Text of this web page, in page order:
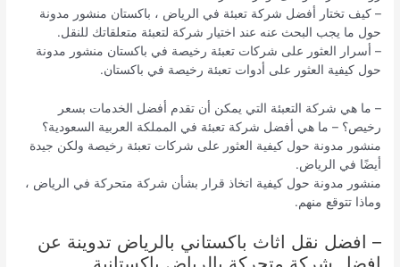
– كيف تختار أفضل شركة تعبئة في الرياض ، باكستان منشور مدونة
حول ما يجب البحث عنه عند اختيار شركة لتعبئة متعلقاتك للنقل.
– أسرار العثور على شركات تعبئة رخيصة في باكستان منشور مدونة
حول كيفية العثور على أدوات تعبئة رخيصة في باكستان.
– ما هي شركة التعبئة التي يمكن أن تقدم أفضل الخدمات بسعر
رخيص؟ – ما هي أفضل شركة تعبئة في المملكة العربية السعودية؟
منشور مدونة حول كيفية العثور على شركات تعبئة رخيصة ولكن جيدة
أيضًا في الرياض.
منشور مدونة حول كيفية اتخاذ قرار بشأن شركة متحركة في الرياض ،
وماذا تتوقع منهم.
– افضل نقل اثاث باكستاني بالرياض تدوينة عن